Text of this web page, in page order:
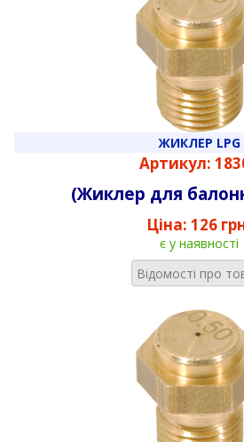
ЖИКЛЕР LPG
Артикул:
(Жиклер для
Ціна: 126
є у наявності
Відомості про